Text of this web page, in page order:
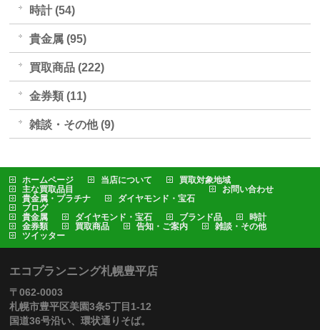
時計 (54)
貴金属 (95)
買取商品 (222)
金券類 (11)
雑談・その他 (9)
ホームページ 当店について
買取対象地域
主な買取品目
貴金属・プラチナ
ダイヤモンド・宝石
お問い合わせ
ブログ
貴金属
ダイヤモンド・宝石 ブランド品
時計
金券類
買取商品 告知・ご案内
雑談・その他
ツイッター
エコプランニング札幌豊平店
〒062-0003
札幌市豊平区美園3条5丁目1-12
国道36号沿い、環状通りそば。